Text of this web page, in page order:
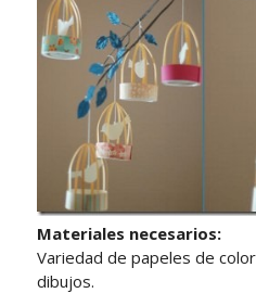
Materiales necesarios:
Variedad de papeles de
dibujos.